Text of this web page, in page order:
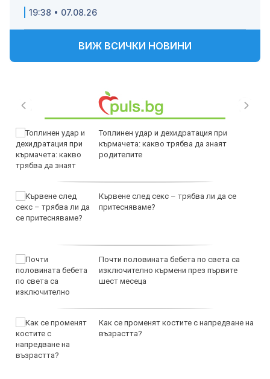
19:38 • 07.08.26
ВИЖ ВСИЧКИ НОВИНИ
Топлинен удар и дехидратация при
кърмачета: какво трябва да знаят
родителите
Кървене след секс – трябва ли да се
притесняваме?
Почти половината бебета по света са
изключително кърмени през първите
шест месеца
Как се променят костите с напредване на
възрастта?